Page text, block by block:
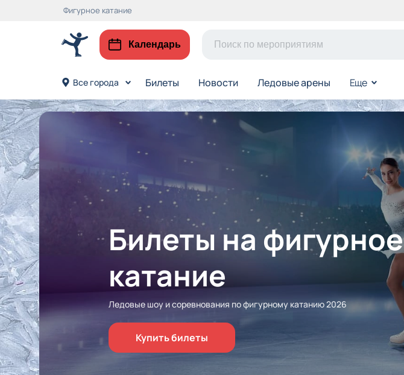
Фигурное катание
Календарь
Все города Билеты Новости Ледовые арены Еще
Билеты на фигурное
катание
Ледовые шоу и соревнования по фигурному катанию 2026
Купить билеты